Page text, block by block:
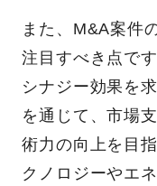
また、M&A案件
注目すべき点で
シナジー効果を
を通じて、市場
術力の向上を目
クノロジーやエ